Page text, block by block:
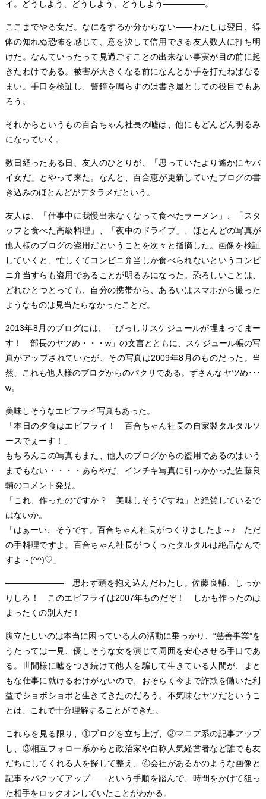
イ。どうしよう、どうしよう、どうしよう―――――。
ここまでやる女だ。なにをするか分からない――わたしは翌日、得
体の知れぬ恐怖を感じて、意を決して信用できる友人数人に打ち明
けた。なんていったって見過ごすことの出来ない事実が目の前に起
きたわけである。被害が大きくなる前になんとか手を打たねばなる
まい。手口を検証し、警鐘を鳴らすのは書き屋としての役目でもあ
ろう。
それからというもの百合ちゃん社長の嘘は、他にもどんどん明るみ
になっていく。
数日経ったある日、友人のひとりが、「思っていたより遙かにヤバ
イ女だ」とやって来た。なんと、百合恵が更新していたブログの書
き込みのほとんどがデタラメだという。
友人は、「仕事中に我慢出来なくなって食べたラーメン」、「スタ
ッフと食べた高級料理」、「夜中のドライブ」、ほとんどの写真が
他人様のブログの盗用だということを次々と指摘した。画像を検証
していくと、忙しくてコンビニ弁当しか食べられないというコンビ
ニ弁当すらも盗用であることが明るみになった。恐ろしいことは、
どれひとつとっても、自分の携帯から、あるいはスマホから撮った
ようなものは見当たらなかったことだ。
2013年8月のブログには、「びっしりスケジュールが埋まってまー
す！ 部長のヤツめ・・・w」の文言とともに、スケジュール帳の写
真がアップされていたが、その写真は2009年8月のものだった。当
然、これも他人様のブログからのパクリである。ずさんなヤツめ･･･
w。
美味しそうなエビフライ写真もあった。
「本日の夕食はエビフライ！ 百合ちゃん社長の自家製タルタルソ
ースでぇーす！」
もちろんこの写真もまた、他人のブログからの盗用であるのはいう
までもない・・・・あらやだ、インチキ写真に引っかかった佐藤良
輔のコメント発見。
「これ、作ったのですか？ 美味しそうですね」と絶賛しているで
はないか。
「はぁーい、そうです。百合ちゃん社長がつくりましたよ～♪ ただ
の手料理ですよ。百合ちゃん社長がつくったタルタルは絶品なんで
すよ～(^^)♡」
――――――― 思わず頭を抱え込んだわたし。佐藤良輔、しっか
りしろ！ このエビフライは2007年ものだぞ！ しかも作ったのは
まったくの別人だ！
腹立たしいのは本当に困っている人の活動に乗っかり、“慈善事業”を
うたっては一見、優しそうな女を演じて周囲を安心させる手口であ
る。世間様に嘘をつき続けて他人を騙して生きている人間が、まと
もな仕事に就けるわけがないので、おそらく今まで詐欺を働いた利
益でショボショボと生きてきたのだろう。不気味なヤツだというこ
とは、これで十分理解することができた。
これらを見る限り、①ブログを立ち上げ、②マニア系の記事アップ
し、③相互フォロー系からと政治家や自称人気経営者など誰でも友
だちにしてくれる人を探して整え、④会社があるかのような画像と
記事をパクッてアップ――という手順を踏んで、時間をかけて狙っ
た相手をロックオンしていたことがわかる。